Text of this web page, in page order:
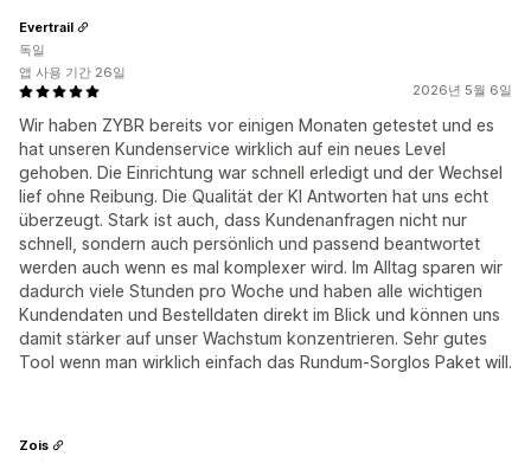
2026년 5월 6일
Wir haben ZYBR bereits vor einigen Monaten getestet und es
hat unseren Kundenservice wirklich auf ein neues Level
gehoben. Die Einrichtung war schnell erledigt und der Wechsel
lief ohne Reibung. Die Qualität der KI Antworten hat uns echt
überzeugt. Stark ist auch, dass Kundenanfragen nicht nur
schnell, sondern auch persönlich und passend beantwortet
werden auch wenn es mal komplexer wird. Im Alltag sparen wir
dadurch viele Stunden pro Woche und haben alle wichtigen
Kundendaten und Bestelldaten direkt im Blick und können uns
damit stärker auf unser Wachstum konzentrieren. Sehr gutes
Tool wenn man wirklich einfach das Rundum-Sorglos Paket will.
Evertrail
독일
앱 사용 기간 26일
Zois